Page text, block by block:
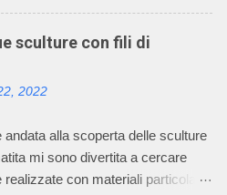
dei deliziosi vestitini per
mondo incantato è il sogno,
signora Graziella, che dal 1968
bambini. Oggi l’azienda della
nel settore “maglieria esterna
suo mondo incantato ha
tutti i componenti della sua
sculture con fili di
2022
andata alla scoperta delle sculture
mi sono divertita a cercare
realizzate con materiali particolari.